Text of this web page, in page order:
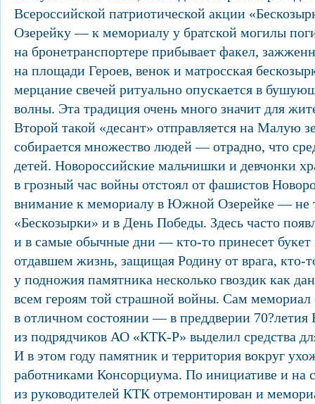
Всероссийской патриотической акции
Озерейку — к мемориалу у братской могилы
на бронетранспортере прибывает факел,
на площади Героев, венок и матросская
мерцание свечей ритуально опускается в
волны. Эта традиция очень много значит для
Второй такой «десант» отправляется на Малую
собирается множество людей — отрадно, что
детей. Новороссийские мальчишки и девчонки
в грозный час войны отстоял от фашистов
внимание к мемориалу в Южной Озерейке — не
«Бескозырки» и в День Победы. Здесь часто
и в самые обычные дни — кто-то принесет букет
отдавшем жизнь, защищая Родину от врага, кто-
у подножия памятника несколько гвоздик как
всем героям той страшной войны. Сам мемориал
в отличном состоянии — в преддверии
из подрядчиков АО «КТК-Р» выделил средства
И в этом году памятник и территория вокруг
работниками Консорциума. По инициативе и на
из руководителей КТК отремонтирован и